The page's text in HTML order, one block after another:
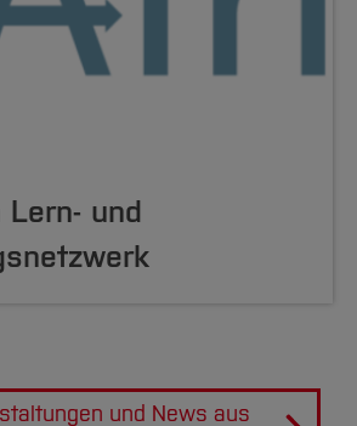
Lern- und
und News aus